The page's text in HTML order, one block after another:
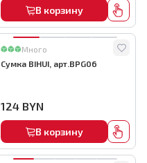
В корзину
Много
Сумка BIHUI, арт.BPG06
124 BYN
В корзину